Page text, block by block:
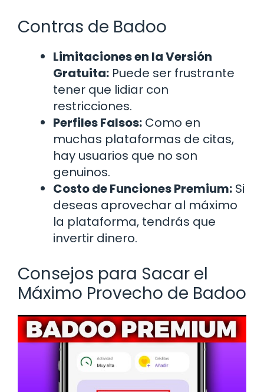
Contras de Badoo
Limitaciones en la Versión
Gratuita: Puede ser frustrante
tener que lidiar con
restricciones.
Perfiles Falsos: Como en
muchas plataformas de citas,
hay usuarios que no son
genuinos.
Costo de Funciones Premium: Si
deseas aprovechar al máximo
la plataforma, tendrás que
invertir dinero.
Consejos para Sacar el
Máximo Provecho de Badoo